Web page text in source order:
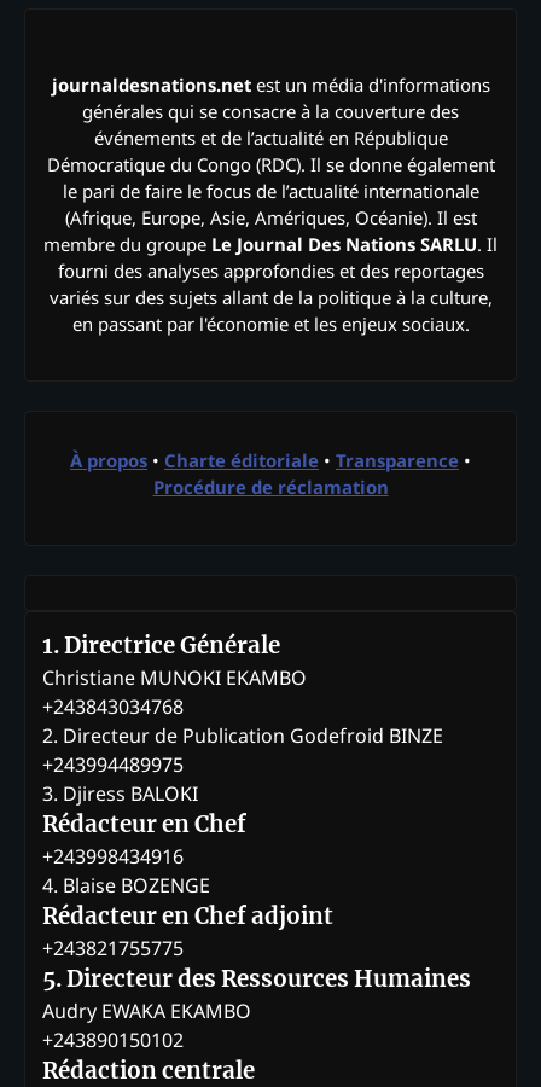
journaldesnations.netest un média d'informations
générales qui se consacre à la couverture des
événements et de l’actualité en République
Démocratique du Congo (RDC). Il se donne également
le pari de faire le focus de l’actualité internationale
(Afrique, Europe, Asie, Amériques, Océanie). Il est
membre du groupe Le Journal Des Nations SARLU. Il
fourni des analyses approfondies et des reportages
variés sur des sujets allant de la politique à la culture,
en passant par l'économie et les enjeux sociaux.
À propos • Charte éditoriale • Transparence •
Procédure de réclamation
1. Directrice Générale
Christiane MUNOKI EKAMBO
+243843034768
2. Directeur de Publication Godefroid BINZE
+243994489975
3. Djiress BALOKI
Rédacteur en Chef
+243998434916
4. Blaise BOZENGE
Rédacteur en Chef adjoint
+243821755775
5. Directeur des Ressources Humaines
Audry EWAKA EKAMBO
+243890150102
Rédaction centrale